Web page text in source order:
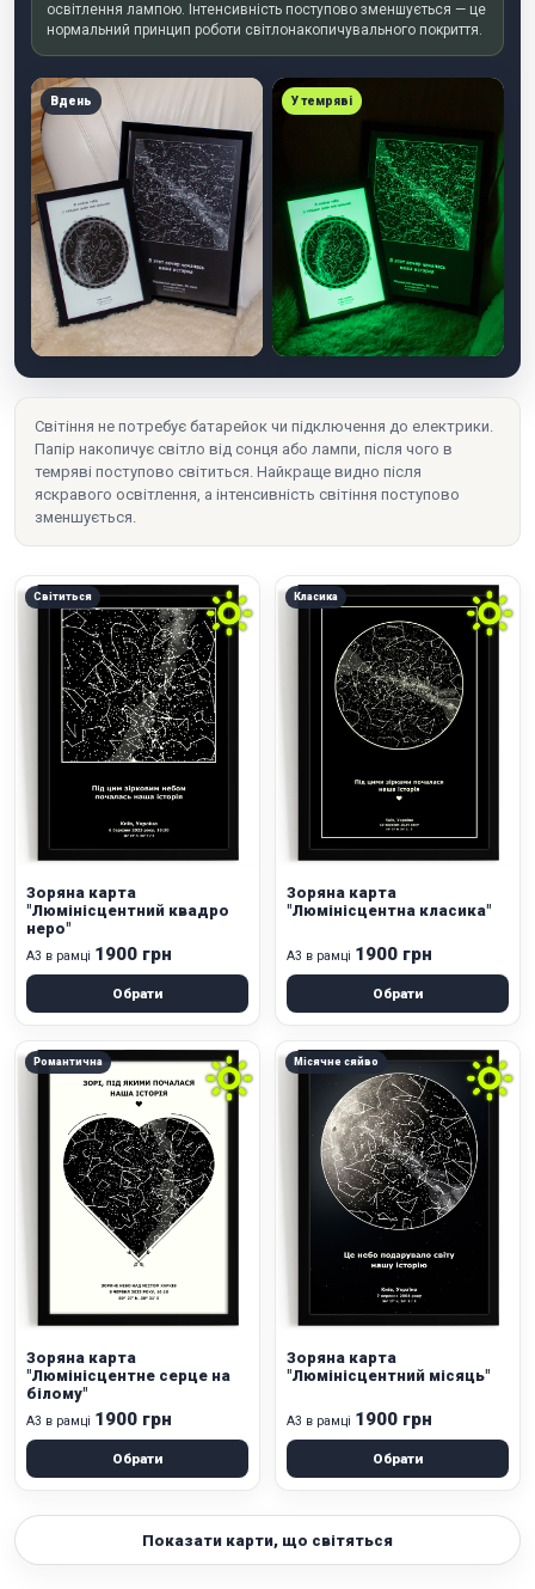
освітлення лампою. Інтенсивність поступово зменшується — це
нормальний принцип роботи світлонакопичувального покриття.
Вдень У темряві
Світіння не потребує батарейок чи підключення до електрики.
Папір накопичує світло від сонця або лампи, після чого в
темряві поступово світиться. Найкраще видно після
яскравого освітлення, а інтенсивність світіння поступово
зменшується.
Світиться
Зоряна карта
"Люмінісцентний квадро
неро"
А3 в рамці 1900 грн
Обрати
Класика
Зоряна карта
"Люмінісцентна класика"
А3 в рамці 1900 грн
Обрати
Романтична
Зоряна карта
"Люмінісцентне серце на
білому"
А3 в рамці 1900 грн
Обрати
Місячне сяйво
Зоряна карта
"Люмінісцентний місяць"
А3 в рамці 1900 грн
Обрати
Показати карти, що світяться